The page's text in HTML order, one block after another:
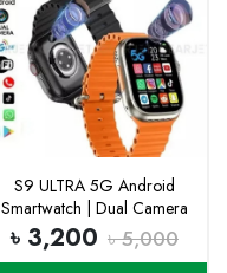
S9 ULTRA 5G Android
Smartwatch | Dual Camera
Setup
৳ 3,200 ৳ 5,000